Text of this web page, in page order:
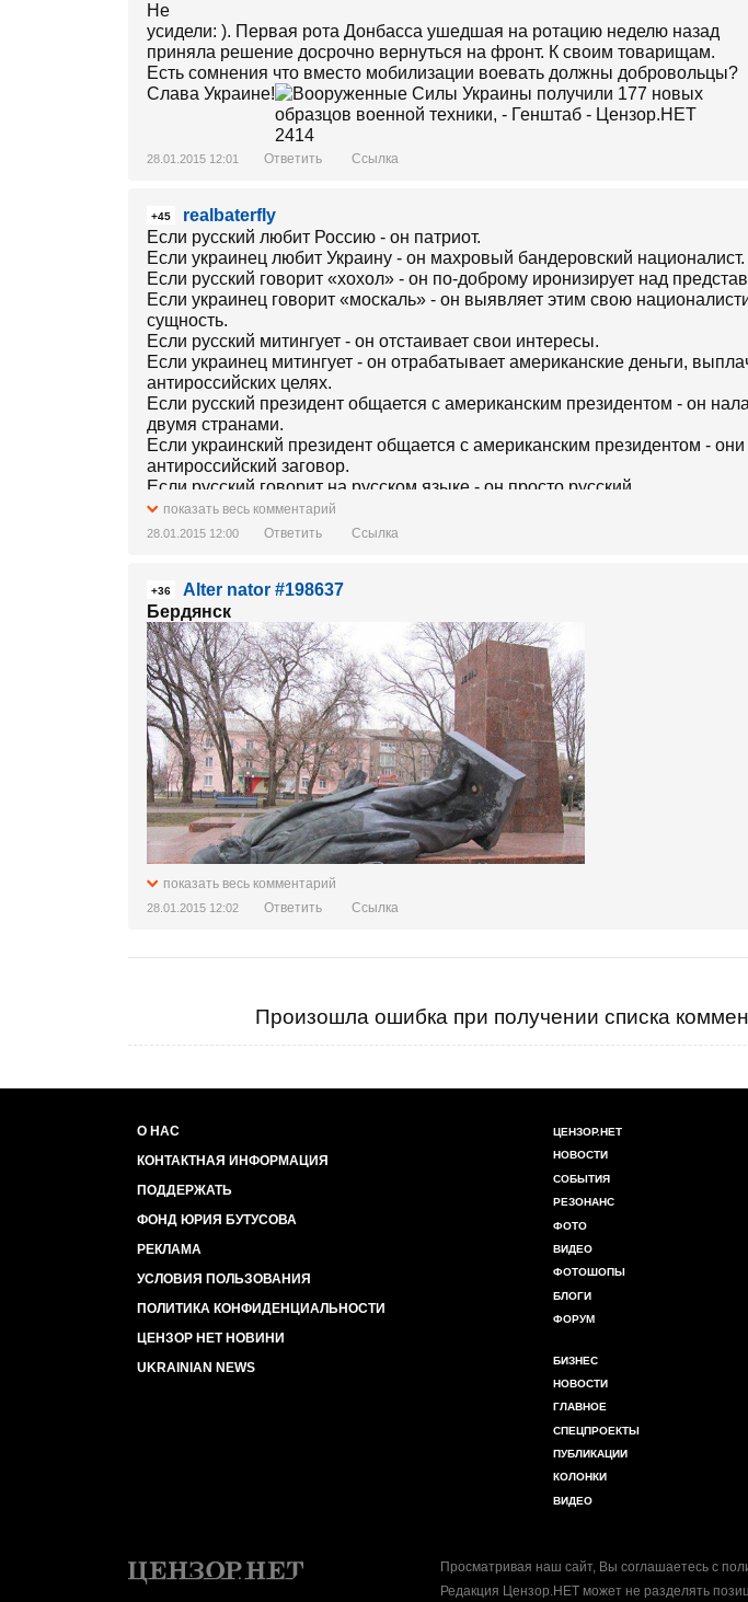
Не
усидели: ). Первая рота Донбасса ушедшая на ротацию неделю назад
приняла решение досрочно вернуться на фронт. К своим товарищам.
Есть сомнения что вместо мобилизации воевать должны добровольцы?
Слава Украине!
28.01.2015 12:01 Ответить Ссылка
+45
realbaterfly
Если русский любит Россию - он патриот.
Если украинец любит Украину - он махровый бандеровский националист.
Если русский говорит «хохол» - он по-доброму иронизирует над
Если украинец говорит «москаль» - он выявляет этим свою
сущность.
Если русский митингует - он отстаивает свои интересы.
Если украинец митингует - он отрабатывает американские деньги,
антироссийских целях.
Если русский президент общается с американским президентом - он
двумя странами.
Если украинский президент общается с американским президентом - они
антироссийский заговор.
Если русский говорит на русском языке - он просто русский.
Если украинец говорит на украинском языке - он Петлюра недобитый.
Если президент России декларирует пророссийские лозунги - это
Если русское правительство не соглашается с украинским
национальные интересы.
Если украинское правительство не соглашается с русским
показать весь комментарий
28.01.2015 12:00 Ответить Ссылка
+36
Alter nator #198637
Бердянск
показать весь комментарий
28.01.2015 12:02 Ответить Ссылка
Произошла ошибка при получении списка
О НАС
КОНТАКТНАЯ ИНФОРМАЦИЯ
ПОДДЕРЖАТЬ
ФОНД ЮРИЯ БУТУСОВА
РЕКЛАМА
УСЛОВИЯ ПОЛЬЗОВАНИЯ
ПОЛИТИКА КОНФИДЕНЦИАЛЬНОСТИ
ЦЕНЗОР НЕТ НОВИНИ
UKRAINIAN NEWS
ЦЕНЗОР.НЕТ
НОВОСТИ
СОБЫТИЯ
РЕЗОНАНС
ФОТО
ВИДЕО
ФОТОШОПЫ
БЛОГИ
ФОРУМ
БИЗНЕС
НОВОСТИ
ГЛАВНОЕ
СПЕЦПРОЕКТЫ
ПУБЛИКАЦИИ
КОЛОНКИ
ВИДЕО
Просматривая наш сайт, Вы соглашаетесь с
Редакция Цензор.НЕТ может не разделять